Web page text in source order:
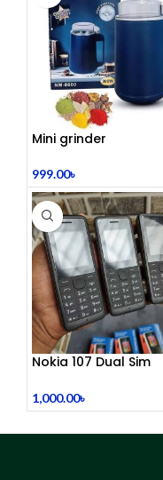
Mini grinder
999.00৳
Nokia 107 Dual Sim
1,000.00৳